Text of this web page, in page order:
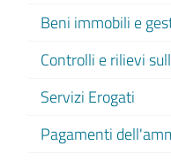
Beni immobili e
Controlli e rilievi
Servizi Erogati
Pagamenti